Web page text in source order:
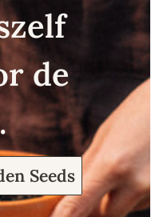
de
Seeds